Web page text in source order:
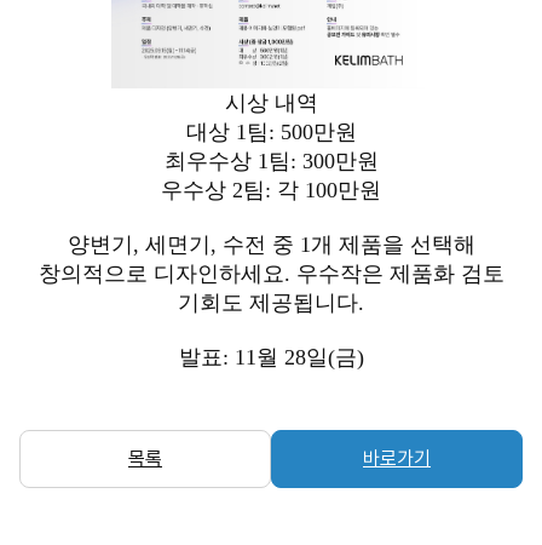
시상 내역
대상 1팀: 500만원
최우수상 1팀: 300만원
우수상 2팀: 각 100만원
양변기, 세면기, 수전 중 1개 제품을 선택해
창의적으로 디자인하세요. 우수작은 제품화 검토
기회도 제공됩니다.
발표: 11월 28일(금)
목록 바로가기